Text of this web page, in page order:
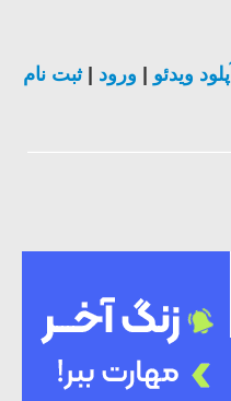
آپلود ویدئو ورود |ثبت نام